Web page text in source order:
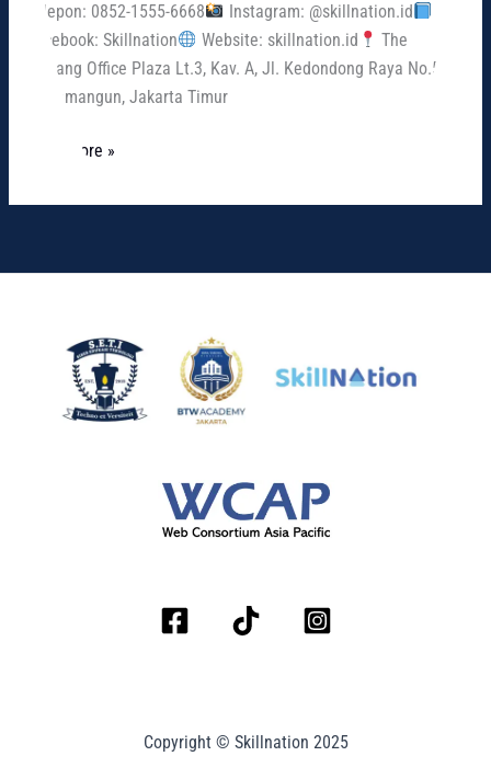
Telepon: 0852-1555-6668
Instagram: @skillnation.id
Facebook: Skillnation
Website: skillnation.id
The
Wayang Office Plaza Lt.3, Kav. A, Jl. Kedondong Raya No.5A,
Rawamangun, Jakarta Timur
Read More »
Copyright © Skillnation 2025